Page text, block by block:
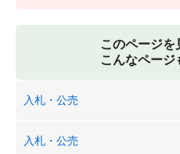
このページを
こんなページ
入札・公売
入札・公売